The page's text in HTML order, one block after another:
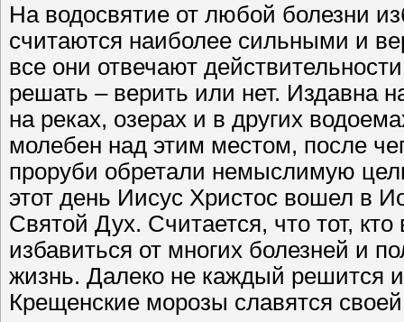
На водосвятие от любой болезни
считаются наиболее сильными и
все они отвечают
решать – верить или нет. Издавна
на реках, озерах и в других
молебен над этим местом, после
проруби обретали немыслимую
этот день Иисус Христос вошел в
Святой Дух. Считается, что тот,
избавиться от многих болезней и
жизнь. Далеко не каждый решится
Крещенские морозы славятся